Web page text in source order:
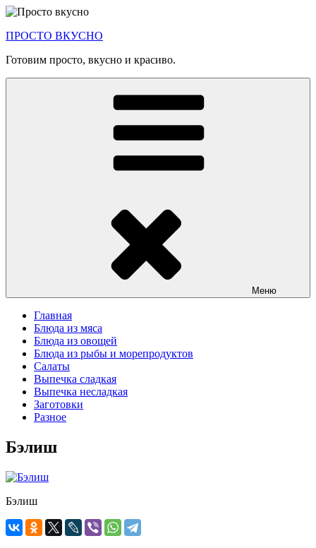
Перейти
содержимому
ПРОСТО ВКУСНО
Готовим просто, вкусно и красиво.
Меню
Главная
Блюда из мяса
Блюда из овощей
Блюда из рыбы и морепродуктов
Салаты
Выпечка сладкая
Выпечка несладкая
Заготовки
Разное
Бэлиш
Бэлиш